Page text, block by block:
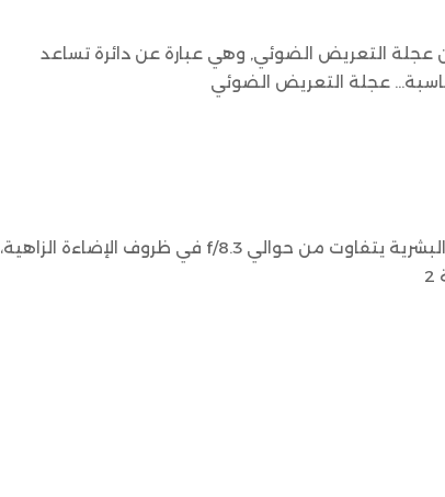
عجلة التعريض الضوئي, وهي عبارة عن دائرة تساعد
عجلة التعريض الضوئي
فتحة العين البشرية مقدار فتحة العين البشرية يتفاوت من حوالي f/8.3 في ظروف الإضاءة الزاهية،